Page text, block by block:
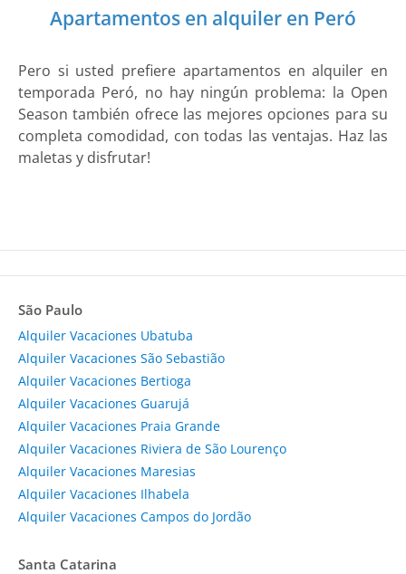
Apartamentos en alquiler en Peró
Pero si usted prefiere apartamentos en alquiler en
temporada Peró, no hay ningún problema: la Open
Season también ofrece las mejores opciones para su
completa comodidad, con todas las ventajas. Haz las
maletas y disfrutar!
São Paulo
Alquiler Vacaciones Ubatuba
Alquiler Vacaciones São Sebastião
Alquiler Vacaciones Bertioga
Alquiler Vacaciones Guarujá
Alquiler Vacaciones Praia Grande
Alquiler Vacaciones Riviera de São Lourenço
Alquiler Vacaciones Maresias
Alquiler Vacaciones Ilhabela
Alquiler Vacaciones Campos do Jordão
Santa Catarina